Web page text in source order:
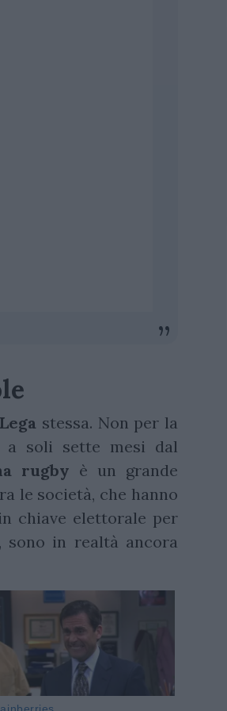
Lega stessa. Non per la
a soli sette mesi dal
rugby è un grande
le società, che hanno
chiave elettorale per
, sono in realtà ancora